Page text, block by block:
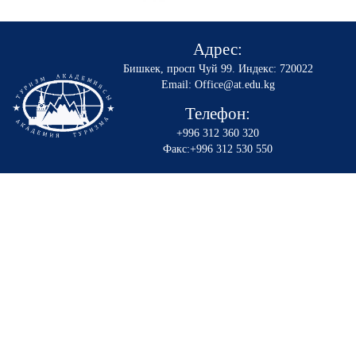
Адрес:
Бишкек, просп Чуй 99. Индекс: 720022
Email: Office@at.edu.kg
Телефон:
+996 312 360 320
Факс:+996 312 530 550